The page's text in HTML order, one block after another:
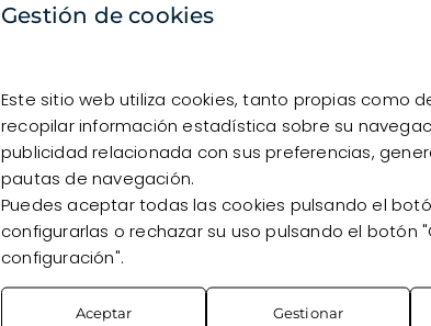
Quiero registrarme
Gestión de cookies
Este sitio web utiliza cookies, tanto propias como
recopilar información estadística sobre su
publicidad relacionada con sus preferencias,
pautas de navegación.
Puedes aceptar todas las cookies pulsando el botón
configurarlas o rechazar su uso pulsando el botón
configuración".
Aceptar Gestionar